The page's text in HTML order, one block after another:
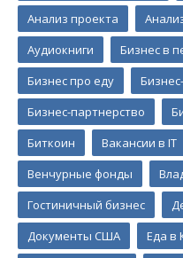
Анализ проекта
Аудиокниги
Бизнес в
Бизнес про еду
Бизнес-партнерство
Биткоин
Вакансии в IT
Венчурные фонды
Гостиничный бизнес
Документы США
Еда в